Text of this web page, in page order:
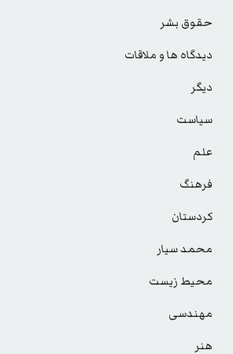
حقوق بشر
دیدگاه ها و ملاقات
دیگر
سیاست
علم
فرهنگ
کردستان
محمد سیار
محیط زیست
مهندسی
هنر